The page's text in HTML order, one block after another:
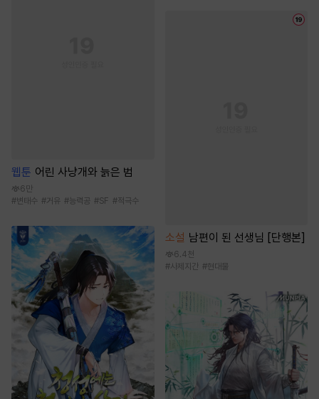
웹툰 어린 사냥개와 늙은 범
6만
#변태수 #거유 #능력공 #SF #적극수
소설 남편이 된 선생님 [단행본]
6.4천
#사제지간 #현대물